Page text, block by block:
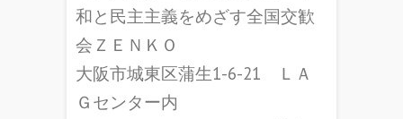
和と民主主義をめざす全国交歓
会ＺＥＮＫＯ
大阪市城東区蒲生1-6-21 ＬＡ
Ｇセンター内